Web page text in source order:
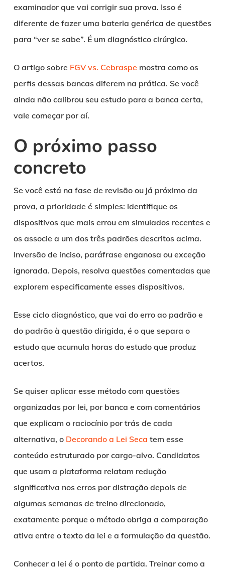
examinador que vai corrigir sua prova. Isso é
diferente de fazer uma bateria genérica de questões
para “ver se sabe”. É um diagnóstico cirúrgico.
O artigo sobre FGV vs. Cebraspe mostra como os
perfis dessas bancas diferem na prática. Se você
ainda não calibrou seu estudo para a banca certa,
vale começar por aí.
O próximo passo
concreto
Se você está na fase de revisão ou já próximo da
prova, a prioridade é simples: identifique os
dispositivos que mais errou em simulados recentes e
os associe a um dos três padrões descritos acima.
Inversão de inciso, paráfrase enganosa ou exceção
ignorada. Depois, resolva questões comentadas que
explorem especificamente esses dispositivos.
Esse ciclo diagnóstico, que vai do erro ao padrão e
do padrão à questão dirigida, é o que separa o
estudo que acumula horas do estudo que produz
acertos.
Se quiser aplicar esse método com questões
organizadas por lei, por banca e com comentários
que explicam o raciocínio por trás de cada
alternativa, o Decorando a Lei Seca tem esse
conteúdo estruturado por cargo-alvo. Candidatos
que usam a plataforma relatam redução
significativa nos erros por distração depois de
algumas semanas de treino direcionado,
exatamente porque o método obriga a comparação
ativa entre o texto da lei e a formulação da questão.
Conhecer a lei é o ponto de partida. Treinar como a